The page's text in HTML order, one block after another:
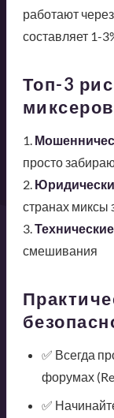
работают
составляет 1-
Топ-3
миксеров
1.
просто
2.
странах
3.
смешивания
✅ Всегда
форумах
✅